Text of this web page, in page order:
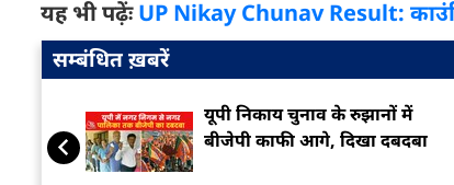
यह भी पढ़ेंःUP Nikay Chunav Result:
सम्बंधित ख़बरें
यूपी निकाय चुनाव के रुझानों में
बीजेपी काफी आगे, दिखा दबदबा